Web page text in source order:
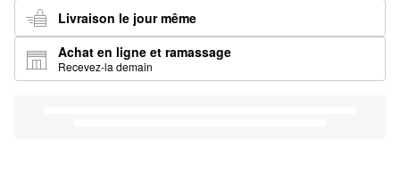
Livraison le jour même
Achat en ligne et ramassage
Recevez-la demain